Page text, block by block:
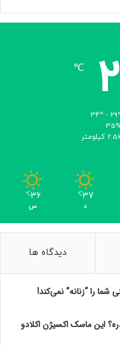
℃
کیلومتر
37
℃
د
36
℃
س
دیدگاه ها
این ماسک اکسیژن اکلادو